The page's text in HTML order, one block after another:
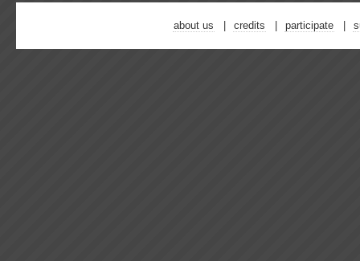
about us credits participate